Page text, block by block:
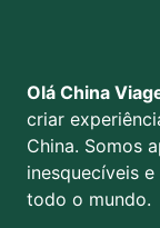
Olá China
criar
China. Somos
inesquecíveis
todo o mundo.